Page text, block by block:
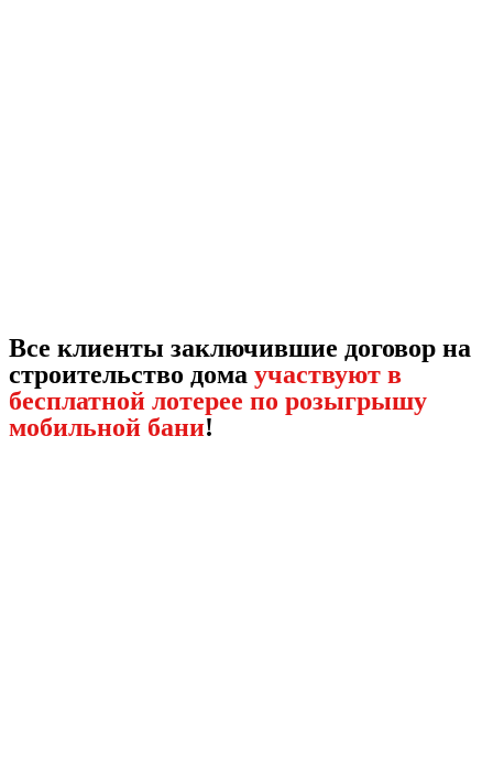
Все клиенты заключившие договор на
строительство дома участвуют в
бесплатной лотерее по розыгрышу
мобильной бани!